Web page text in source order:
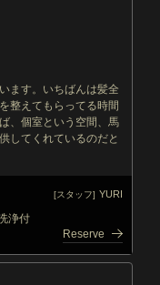
ます。いちばんは髪全
整えてもらってる時間
、個室という空間、馬
してくれているのだと
[スタッフ] YURI
浄付
Reserve